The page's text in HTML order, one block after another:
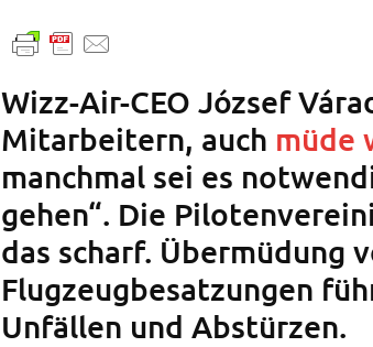
Wizz-Air-CEO József
Mitarbeitern, auch müde
manchmal sei es
gehen“. Die
das scharf. Übermüdung
Flugzeugbesatzungen
Unfällen und Abstürzen.